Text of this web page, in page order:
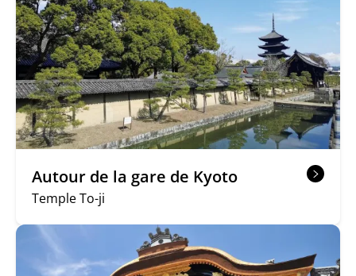
Autour de la gare de Kyoto
Temple To-ji